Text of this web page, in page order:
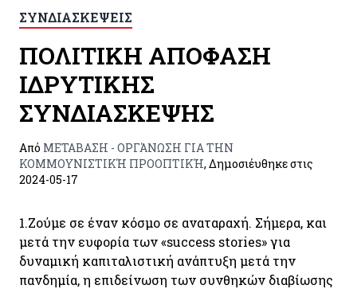
ΣΥΝΔΙΑΣΚΕΨΕΙΣ
ΠΟΛΙΤΙΚΗ ΑΠΟΦΑΣΗ
ΙΔΡΥΤΙΚΗΣ
ΣΥΝΔΙΑΣΚΕΨΗΣ
Από ΜΕΤΑΒΑΣΗ - ΟΡΓΆΝΩΣΗ ΓΙΑ ΤΗΝ
ΚΟΜΜΟΥΝΙΣΤΙΚΉ ΠΡΟΟΠΤΙΚΉ, Δημοσιέυθηκε στις
2024-05-17
1.Ζούμε σε έναν κόσμο σε αναταραχή. Σήμερα, και
μετά την ευφορία των «success stories» για
δυναμική καπιταλιστική ανάπτυξη μετά την
πανδημία, η επιδείνωση των συνθηκών διαβίωσης